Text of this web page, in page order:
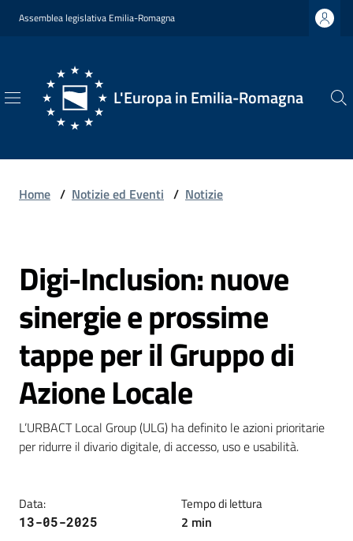
Vai al contenuto
Vai alla navigazione
Vai al footer
Assemblea legislativa Emilia-Romagna
L'Europa in Emilia-Romagna
L'Europa
Romagna
Chi
Siamo
Opportunità
ed
eventi
Home / Notizie ed Eventi / Notizie
Salta al contenuto
Digi-Inclusion: nuove
sinergie e prossime
tappe per il Gruppo di
Azione Locale
L’URBACT Local Group (ULG) ha definito le azioni prioritarie
per ridurre il divario digitale, di accesso, uso e usabilità.
Data:
13-05-2025
Tempo di lettura
2 min